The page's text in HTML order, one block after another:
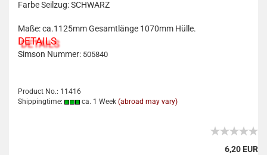
Farbe Seilzug: SCHWARZ
Maße: ca.1125mm Gesamtlänge 1070mm Hülle.
DETAILS
Simson Nummer: 505840
Product No.: 11416
Shippingtime:
ca. 1 Week (abroad may vary)
6,20 EUR